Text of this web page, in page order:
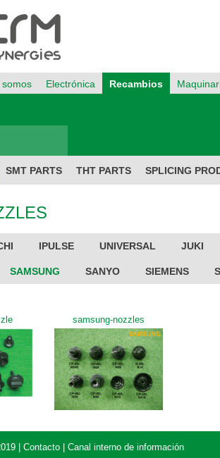
Electrónica Recambios
SMT PARTS THT PARTS SPLICING
IPULSE UNIVERSAL JUKI
SAMSUNG SANYO SIEMENS
samsung-nozzles
| Contacto Canal interno de información